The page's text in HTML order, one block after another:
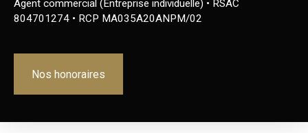
Agent commercial (Entreprise individuelle) • RSAC
804701274 • RCP MA035A20ANPM/02
Nos honoraires